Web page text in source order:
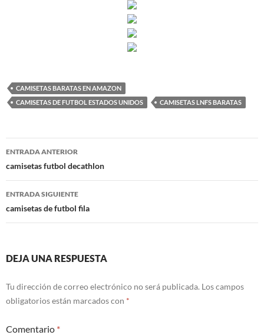
CAMISETAS BARATAS EN AMAZON
CAMISETAS DE FUTBOL ESTADOS UNIDOS
CAMISETAS LNFS BARATAS
Navegación
de
entradas
ENTRADA ANTERIOR
camisetas futbol decathlon
ENTRADA SIGUIENTE
camisetas de futbol fila
DEJA UNA RESPUESTA
Tu dirección de correo electrónico no será publicada. Los campos
obligatorios están marcados con *
Comentario *